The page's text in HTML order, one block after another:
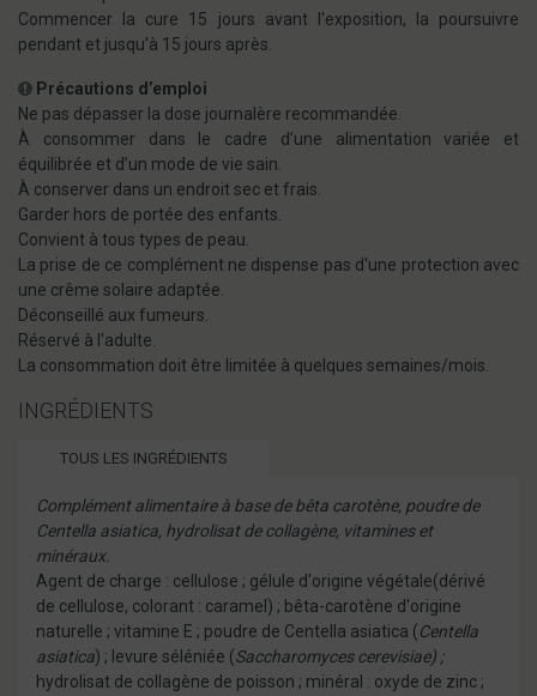
Commencer la cure 15 jours avant l'exposition, la poursuivre
pendant et jusqu'à 15 jours après.
Précautions d’emploi
Ne pas dépasser la dose journalère recommandée.
À consommer dans le cadre d’une alimentation variée et
équilibrée et d’un mode de vie sain.
À conserver dans un endroit sec et frais.
Garder hors de portée des enfants.
Convient à tous types de peau.
La prise de ce complément ne dispense pas d'une protection avec
une crême solaire adaptée.
Déconseillé aux fumeurs.
Réservé à l'adulte.
La consommation doit être limitée à quelques semaines/mois.
INGRÉDIENTS
TOUS LES INGRÉDIENTS
Complément alimentaire à base de bêta carotène, poudre de
Centella asiatica, hydrolisat de collagène, vitamines et
minéraux.
Agent de charge : cellulose ; gélule d'origine végétale(dérivé
de cellulose, colorant : caramel) ; bêta-carotène d'origine
naturelle ; vitamine E ; poudre de Centella asiatica (Centella
asiatica) ; levure séléniée (Saccharomyces cerevisiae) ;
hydrolisat de collagène de poisson ; minéral : oxyde de zinc ;